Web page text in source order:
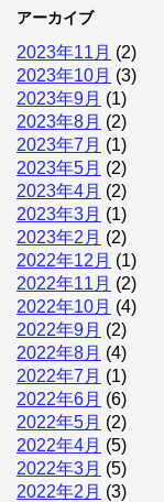
アーカイブ
2023年11月 (2)
2023年10月 (3)
2023年9月 (1)
2023年8月 (2)
2023年7月 (1)
2023年5月 (2)
2023年4月 (2)
2023年3月 (1)
2023年2月 (2)
2022年12月 (1)
2022年11月 (2)
2022年10月 (4)
2022年9月 (2)
2022年8月 (4)
2022年7月 (1)
2022年6月 (6)
2022年5月 (2)
2022年4月 (5)
2022年3月 (5)
2022年2月 (3)